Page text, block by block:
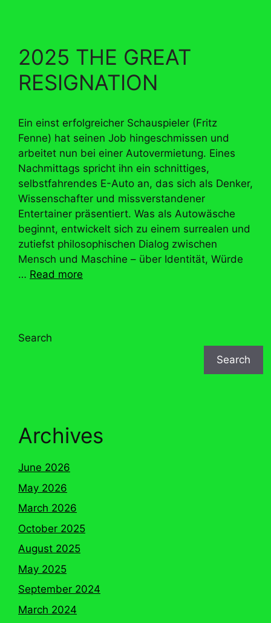
2025 THE GREAT
RESIGNATION
Ein einst erfolgreicher Schauspieler (Fritz
Fenne) hat seinen Job hingeschmissen und
arbeitet nun bei einer Autovermietung. Eines
Nachmittags spricht ihn ein schnittiges,
selbstfahrendes E-Auto an, das sich als Denker,
Wissenschafter und missverstandener
Entertainer präsentiert. Was als Autowäsche
beginnt, entwickelt sich zu einem surrealen und
zutiefst philosophischen Dialog zwischen
Mensch und Maschine – über Identität, Würde
… Read more
Search
Search
Archives
June 2026
May 2026
March 2026
October 2025
August 2025
May 2025
September 2024
March 2024